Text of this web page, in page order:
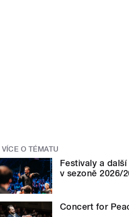
VÍCE O TÉMATU
Festivaly a
v sezoně 2026/
Concert for